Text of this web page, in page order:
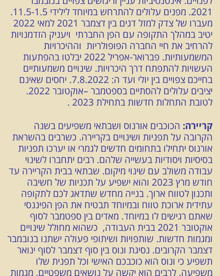
2021. מפנים עלולים להתרחש במיוחד לילידי 11.5-1.5.
מעברו של צדק למזל דגים בין דצמבר 2021 למאי 2022
יטיב במהלך התקופה עם הפן החברתי ויעניק הזדמנויות
להרחיב את חיי החברה הפופולריות וההיכרויות
המשמעותיות. פברואר-אפריל 2022 יבלטו בהפתעות
העשויות להתפתח דרך היכרויות. שינויים משמעותיים
בחייכם צפויים בין יולי ועד ה: 7.8.2022. יחסים שאינם
יציבים עלולים להסתיים בספטמבר –אוקטובר 2022.
לטובת התחלות חדשות בתחילת 2023 .
קריירה: הכוכבים אורנוס ושבתאי משפיעים בשנה
הקרובה על תפניות ושינויים בקריירה. כשרבים בהשראת
אורנוס יתחילו בתחומים חדשים לגמרי או יערכו תפניות
בסיסיות ויסודיות בעשייה שלהם. רבים יתחברו לשינוי
עבודה משולב עם שינוי מיקום. שבתאי בבית הקריירה עד
חודש מרץ 2023 והוא ישפיע על תכניות של חשיבה
ותכנון לטווח ארוך. בנייה מחדש שתדאג לכם לתקופה
עתידית ארוכת טווח ובמיוחד תבטיח את הפן הפיננסי
שאתם רגישים לו במיוחד. מאדים בין ספטמבר לסוף
אוקטובר 2021 בבית העבודה, כשהוא מחולל שינויים
ומגמות חדשות. שותפויות ושיתופי פעולה ישתנו בנובמבר
דצמבר הקרובים. נסיגת ונוס בין סוף דצמבר לסוף ינואר
תשפיע כי ונוס הוא כוכבכם האישי וכל תפנית שלו
משפיעה. לרבים הוא יקשה על נושאים משפטיים, מגמות